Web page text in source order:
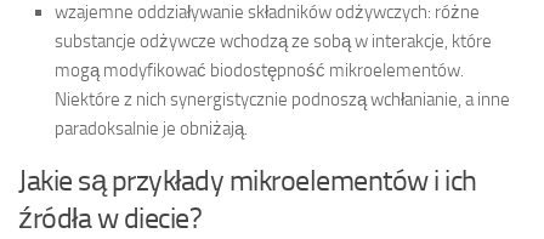
wzajemne oddziaływanie składników odżywczych: różne
substancje odżywcze wchodzą ze sobą w interakcje, które
mogą modyfikować biodostępność mikroelementów.
Niektóre z nich synergistycznie podnoszą wchłanianie, a inne
paradoksalnie je obniżają.
Jakie są przykłady mikroelementów i ich
źródła w diecie?